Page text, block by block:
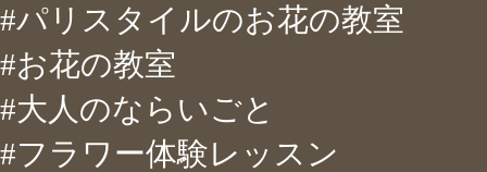
#パリスタイルのお花の教室
#お花の教室
#大人のならいごと
#フラワー体験レッスン